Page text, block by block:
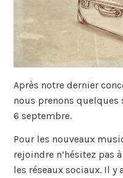
Après notre dernier
nous prenons quelques
6 septembre.
Pour les nouveaux
rejoindre n’hésitez pas
les réseaux sociaux. Il y